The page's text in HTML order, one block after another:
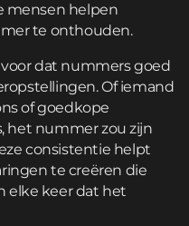
mensen helpen
te onthouden.
dat nummers goed
Of iemand
of goedkope
het nummer zou zijn
consistentie helpt
te creëren die
elke keer dat het